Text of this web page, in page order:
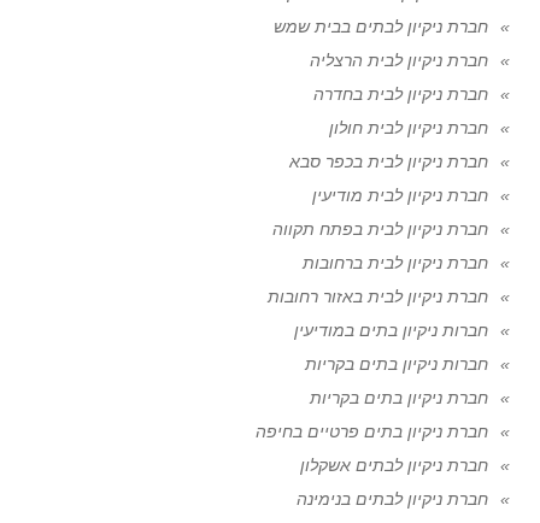
חברת ניקיון לבתים בבית שמש
חברת ניקיון לבית הרצליה
חברת ניקיון לבית בחדרה
חברת ניקיון לבית חולון
חברת ניקיון לבית בכפר סבא
חברת ניקיון לבית מודיעין
חברת ניקיון לבית בפתח תקווה
חברת ניקיון לבית ברחובות
חברת ניקיון לבית באזור רחובות
חברות ניקיון בתים במודיעין
חברות ניקיון בתים בקריות
חברת ניקיון בתים בקריות
חברת ניקיון בתים פרטיים בחיפה
חברת ניקיון לבתים אשקלון
חברת ניקיון לבתים בנימינה